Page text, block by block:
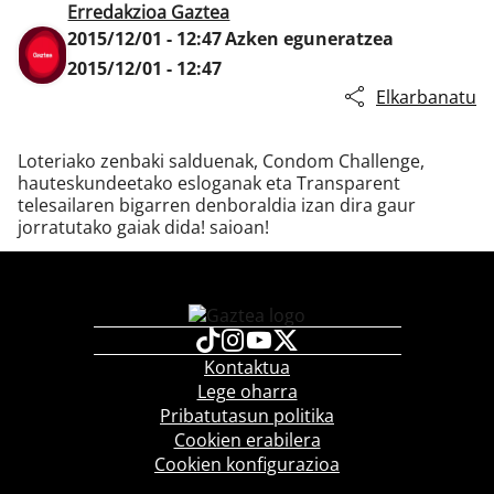
Erredakzioa Gaztea
2015/12/01 - 12:47Azken eguneratzea
2015/12/01 - 12:47
Elkarbanatu
Loteriako zenbaki salduenak, Condom Challenge,
hauteskundeetako esloganak eta Transparent
telesailaren bigarren denboraldia izan dira gaur
jorratutako gaiak dida! saioan!
Kontaktua
Lege oharra
Pribatutasun politika
Cookien erabilera
Cookien konfigurazioa